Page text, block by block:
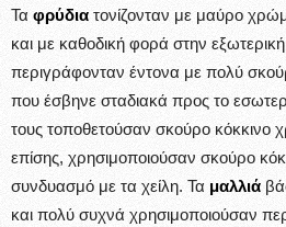
Τα φρύδια τονίζονταν με μαύρο
και με καθοδική φορά στην
περιγράφονταν έντονα με πολύ
που έσβηνε σταδιακά προς το
τους τοποθετούσαν σκούρο κόκκινο
επίσης, χρησιμοποιούσαν σκούρο
συνδυασμό με τα χείλη. Τα μαλλιά
και πολύ συχνά χρησιμοποιούσαν